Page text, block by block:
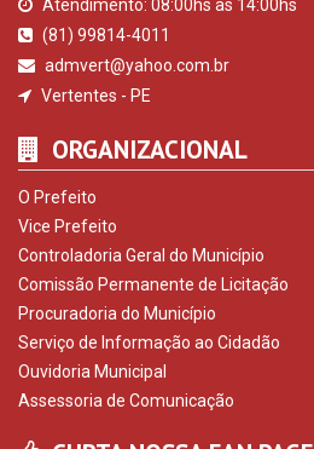
Atendimento: 08:00hs às 14:00hs
(81) 99814-4011
admvert@yahoo.com.br
Vertentes - PE
ORGANIZACIONAL
O Prefeito
Vice Prefeito
Controladoria Geral do Município
Comissão Permanente de Licitação
Procuradoria do Município
Serviço de Informação ao Cidadão
Ouvidoria Municipal
Assessoria de Comunicação